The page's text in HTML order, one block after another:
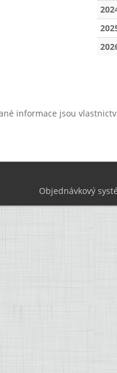
informace jsou
Objednávkový